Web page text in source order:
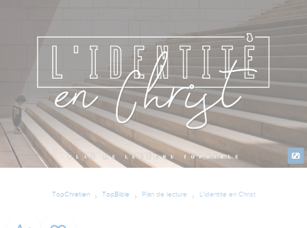
TopChrétien TopBible Plan de lecture L'identité en Christ